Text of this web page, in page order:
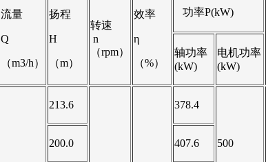
流量
Q
（m3/h）
扬程
H
（m）
转速
n
（rpm）
效率
η
（%）
功率P(kW)
轴功率
(kW)
电机功率
(kW)
213.6 378.4
500
200.0 407.6